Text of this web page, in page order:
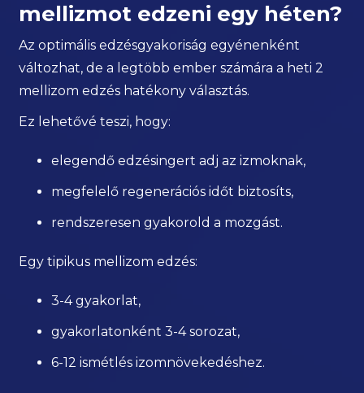
mellizmot edzeni egy héten?
Az optimális edzésgyakoriság egyénenként
változhat, de a legtöbb ember számára a heti 2
mellizom edzés hatékony választás.
Ez lehetővé teszi, hogy:
elegendő edzésingert adj az izmoknak,
megfelelő regenerációs időt biztosíts,
rendszeresen gyakorold a mozgást.
Egy tipikus mellizom edzés:
3-4 gyakorlat,
gyakorlatonként 3-4 sorozat,
6-12 ismétlés izomnövekedéshez.